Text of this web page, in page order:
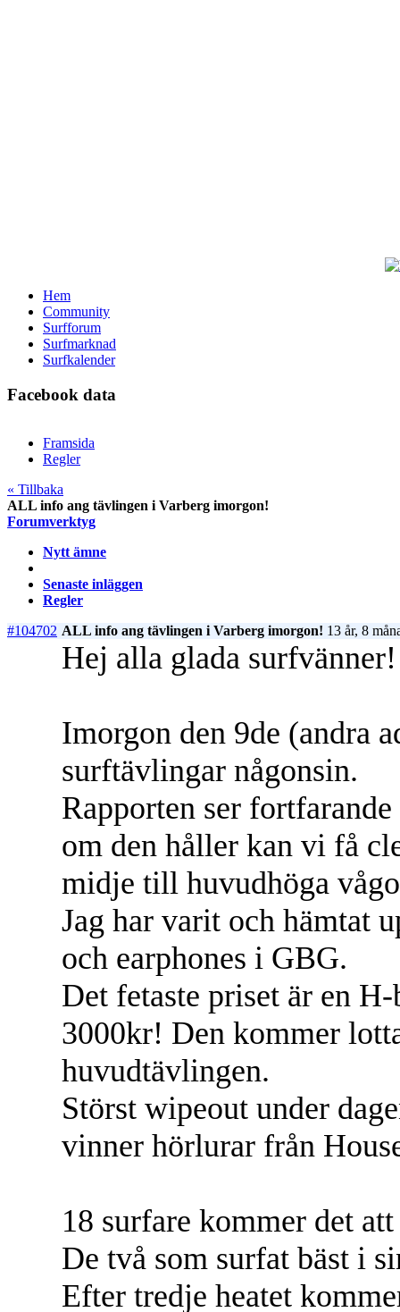
Hem
Community
Surfforum
Surfmarknad
Surfkalender
Facebook data
Framsida
Regler
« Tillbaka
ALL info ang tävlingen i Varberg imorgon!
Forumverktyg
Nytt ämne
Senaste inläggen
Regler
#104702 ALL info ang tävlingen i Varberg imorgon! 13 år, 8
Hej alla glada surfvänner!
Imorgon den 9de (andra
surftävlingar någonsin.
Rapporten ser
om den håller kan vi få
midje till huvudhöga
Jag har varit och hämtat
och earphones i GBG.
Det fetaste priset är en
3000kr! Den kommer
huvudtävlingen.
Störst wipeout under
vinner hörlurar från
18 surfare kommer det
De två som surfat bäst i
Efter tredje heatet